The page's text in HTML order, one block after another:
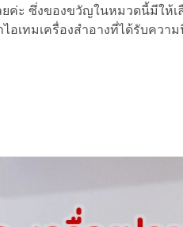
ยค่ะ ซึ่งของขวัญในหมวดนี้มีให้
เทมเครื่องสำอางที่ได้รับควา